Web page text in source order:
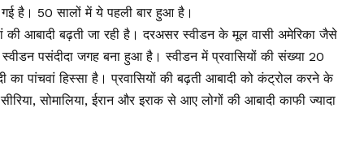
है। 50 सालों में ये पहली बार हुआ है।
की आबादी बढ़ती जा रही है। दरअसर स्वीडन के मूल वासी अमेरिका जैसे
पसंदीदा जगह बना हुआ है। स्वीडन में प्रवासियों की संख्या 20
का पांचवां हिस्सा है। प्रवासियों की बढ़ती आबादी को कंट्रोल करने के
सोमालिया, ईरान और इराक से आए लोगों की आबादी काफी ज्यादा